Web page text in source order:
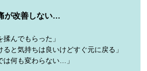
が改善しない…
揉んでもらった」
ると気持ちは良いけどすぐ元に戻る」
は何も変わらない…」